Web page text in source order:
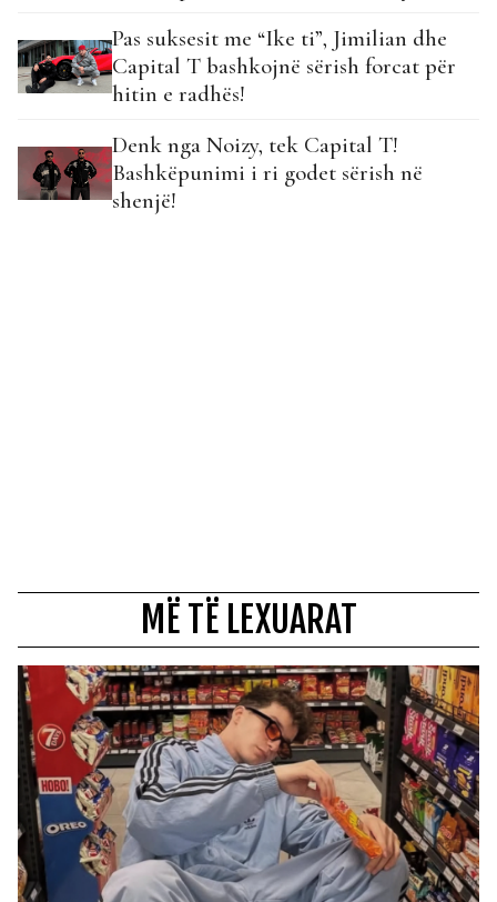
Pas suksesit me “Ike ti”, Jimilian dhe
Capital T bashkojnë sërish forcat për
hitin e radhës!
Denk nga Noizy, tek Capital T!
Bashkëpunimi i ri godet sërish në
shenjë!
MË TË LEXUARAT